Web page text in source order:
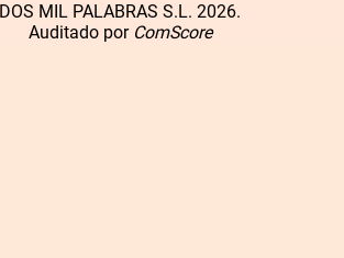
DOS MIL PALABRAS S.L. 2026.
Auditado por ComScore